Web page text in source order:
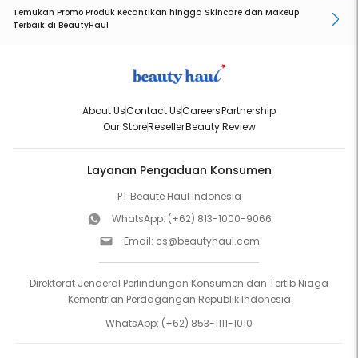
Temukan Promo Produk Kecantikan hingga Skincare dan Makeup
Terbaik di BeautyHaul
About UsContact UsCareersPartnership
Our StoreResellerBeauty Review
Layanan Pengaduan Konsumen
PT Beaute Haul Indonesia
WhatsApp: (+62) 813-1000-9066
Email: cs@beautyhaul.com
Direktorat Jenderal Perlindungan Konsumen dan Tertib Niaga
Kementrian Perdagangan Republik Indonesia
WhatsApp: (+62) 853-1111-1010